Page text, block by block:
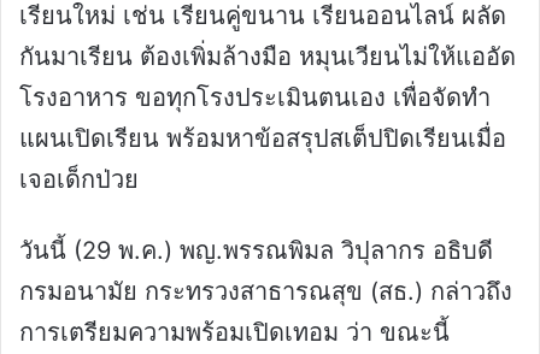
เรียนใหม่ เช่น เรียนคู่ขนาน เรียนออนไลน์ ผลัด
กันมาเรียน ต้องเพิ่มล้างมือ หมุนเวียนไม่ให้แออัด
โรงอาหาร ขอทุกโรงประเมินตนเอง เพื่อจัดทำ
แผนเปิดเรียน พร้อมหาข้อสรุปสเต็ปปิดเรียนเมื่อ
เจอเด็กป่วย
วันนี้ (29 พ.ค.) พญ.พรรณพิมล วิปุลากร อธิบดี
กรมอนามัย กระทรวงสาธารณสุข (สธ.) กล่าวถึง
การเตรียมความพร้อมเปิดเทอม ว่า ขณะนี้